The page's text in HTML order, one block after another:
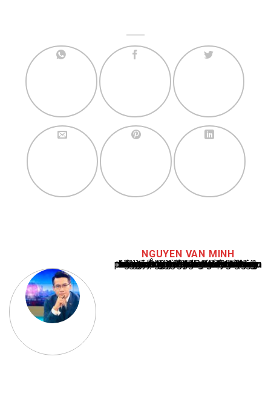
NGUYEN VAN MINH
Nguyễn Văn Minh là một trong những chuyên gia hàng đầu về báo cáo tin tức thể thao tại Việt Nam, với hơn 10 năm hoạt động trong ngành. Ông có kiến thức sâu rộng và kinh nghiệm đáng kể trong việc phân tích và báo cáo về các sự kiện thể thao hàng đầu. Sự hiểu biết sâu sắc của ông về ngành này đã giúp ông xây dựng uy tín và danh tiếng trong cộng đồng báo chí thể thao.